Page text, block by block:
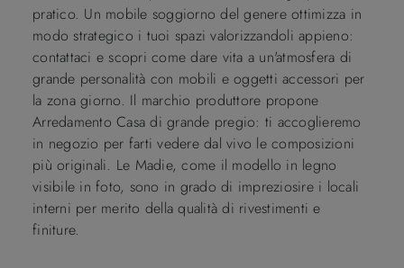
pratico. Un mobile soggiorno del genere ottimizza in
modo strategico i tuoi spazi valorizzandoli appieno:
contattaci e scopri come dare vita a un'atmosfera di
grande personalità con mobili e oggetti accessori per
la zona giorno. Il marchio produttore propone
Arredamento Casa di grande pregio: ti accoglieremo
in negozio per farti vedere dal vivo le composizioni
più originali. Le Madie, come il modello in legno
visibile in foto, sono in grado di impreziosire i locali
interni per merito della qualità di rivestimenti e
finiture.